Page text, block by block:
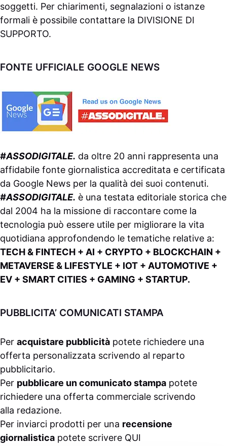
soggetti. Per chiarimenti, segnalazioni o istanze
formali è possibile contattare la DIVISIONE DI
SUPPORTO.
FONTE UFFICIALE GOOGLE NEWS
#ASSODIGITALE. da oltre 20 anni rappresenta una
affidabile fonte giornalistica accreditata e certificata
da Google News per la qualità dei suoi contenuti.
#ASSODIGITALE. è una testata editoriale storica che
dal 2004 ha la missione di raccontare come la
tecnologia può essere utile per migliorare la vita
quotidiana approfondendo le tematiche relative a:
TECH & FINTECH + AI + CRYPTO + BLOCKCHAIN +
METAVERSE & LIFESTYLE + IOT + AUTOMOTIVE +
EV + SMART CITIES + GAMING + STARTUP.
PUBBLICITA’ COMUNICATI STAMPA
Per acquistare pubblicità potete richiedere una
offerta personalizzata scrivendo al reparto
pubblicitario.
Per pubblicare un comunicato stampa potete
richiedere una offerta commerciale scrivendo
alla redazione.
Per inviarci prodotti per una recensione
giornalistica potete scrivere QUI